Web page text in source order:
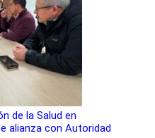
de la Salud en
alianza con Autoridad